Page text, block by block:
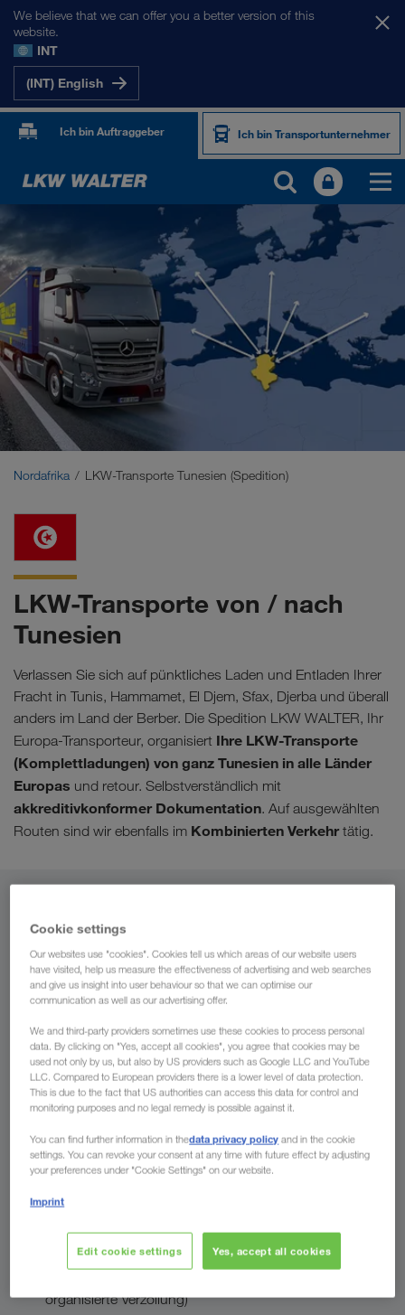
We believe that we can offer you a better version of this
website.
INT
(INT) English
Ich bin Auftraggeber Ich bin Transportunternehmer
UNSERE MÄRKTE
Europa
Zentralasien
Russland
Naher Osten
Nordafrika LKW-Transporte Tunesien (Spedition)
LKW-Transporte von / nach
Tunesien
Verlassen Sie sich auf pünktliches Laden und Entladen Ihrer
Fracht in Tunis, Hammamet, El Djem, Sfax, Djerba und überall
anders im Land der Berber. Die Spedition LKW WALTER, Ihr
Europa-Transporteur, organisiert Ihre LKW-Transporte
(Komplettladungen) von ganz Tunesien in alle Länder
Europas und retour. Selbstverständlich mit
akkreditivkonformer Dokumentation. Auf ausgewählten
Routen sind wir ebenfalls im Kombinierten Verkehr tätig.
Schweiz
Nach
Land
Jetzt anfragen
organisierte Verzollung)
Cookie settings
Our websites use "cookies". Cookies tell us which areas of our website users
have visited, help us measure the effectiveness of advertising and web searches
and give us insight into user behaviour so that we can optimise our
communication as well as our advertising offer.
We and third-party providers sometimes use these cookies to process personal
data. By clicking on "Yes, accept all cookies", you agree that cookies may be
used not only by us, but also by US providers such as Google LLC and YouTube
LLC. Compared to European providers there is a lower level of data protection.
This is due to the fact that US authorities can access this data for control and
monitoring purposes and no legal remedy is possible against it.
You can find further information in thedata privacy policy and in the cookie
settings. You can revoke your consent at any time with future effect by adjusting
your preferences under "Cookie Settings" on our website.
Imprint
Edit cookie settings Yes, accept all cookies